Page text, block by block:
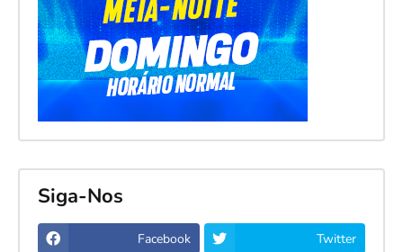
Siga-Nos
Facebook Twitter